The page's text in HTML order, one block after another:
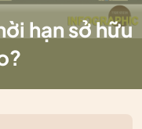
hạn sở hữu